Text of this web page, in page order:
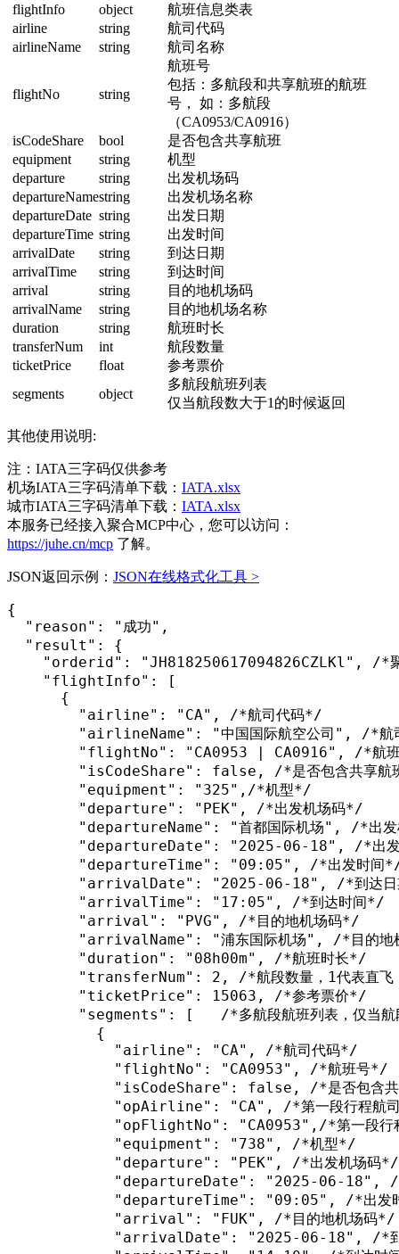
flightInfo
object
航班信息类表
airline
string
航司代码
airlineName
string 航司名称
flightNo string
航班号
包括：多航段和共享航班的航班
号， 如：多航段
（CA0953/CA0916）
isCodeShare
bool
是否包含共享航班
equipment
string
机型
departure
string
出发机场码
departureNamestring
出发机场名称
departureDate string
出发日期
departureTime string
出发时间
arrivalDate
string
到达日期
arrivalTime
string
到达时间
arrival
string
目的地机场码
arrivalName
string
目的地机场名称
duration
string
航班时长
transferNum
int
航段数量
ticketPrice
float
参考票价
segments
object
多航段航班列表
仅当航段数大于1的时候返回
其他使用说明:
注：IATA三字码仅供参考
机场IATA三字码清单下载： IATA.xlsx
城市IATA三字码清单下载： IATA.xlsx
本服务已经接入聚合MCP中心，您可以访问：
https://juhe.cn/mcp 了解。
JSON返回示例： JSON在线格式化工具 >
{
  "reason": "成功",
  "result": {
"orderid": "JH818250617094826CZLKl", /*
    "flightInfo": [
      {
        "airline": "CA", /*航司代码*/
"airlineName": "中国国际航空公司", /*航
"flightNo": "CA0953 | CA0916", /*航
"isCodeShare": false, /*是否包含共享航
        "equipment": "325",/*机型*/
        "departure": "PEK", /*出发机场码*/
"departureName": "首都国际机场", /*出发
"departureDate": "2025-06-18", /*出
"departureTime": "09:05", /*出发时间
"arrivalDate": "2025-06-18", /*到达日
        "arrivalTime": "17:05", /*到达时间*/
        "arrival": "PVG", /*目的地机场码*/
"arrivalName": "浦东国际机场", /*目的地
        "duration": "08h00m", /*航班时长*/
"transferNum": 2, /*航段数量，1代表直飞
        "ticketPrice": 15063, /*参考票价*/
"segments": [   /*多航段航班列表
          {
            "airline": "CA", /*航司代码*/
            "flightNo": "CA0953", /*航班号*/
"isCodeShare": false, /*是否包含共
"opAirline": "CA", /*第一段行程航
"opFlightNo": "CA0953",/*第一段行
            "equipment": "738", /*机型*/
            "departure": "PEK", /*出发机场码*/
"departureDate": "2025-06-18", /
"departureTime": "09:05", /*出发
            "arrival": "FUK", /*目的地机场码*/
"arrivalDate": "2025-06-18", /*